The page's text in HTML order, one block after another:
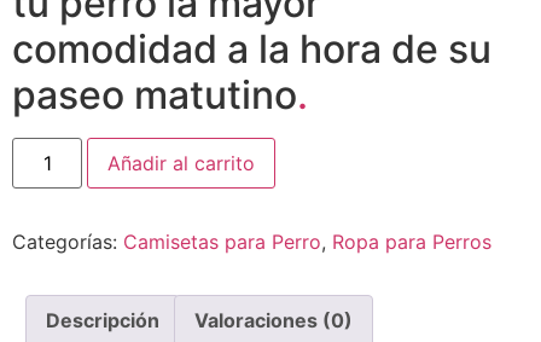
comodidad a la hora de su
paseo matutino.
Añadir al carrito
Categorías: Camisetas para Perro, Ropa para Perros
Descripción Valoraciones (0)